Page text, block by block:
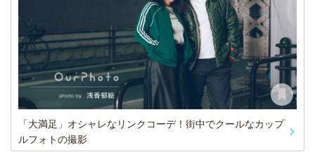
「大満足」オシャレなリンクコーデ！街中でクールなカップ
ルフォトの撮影